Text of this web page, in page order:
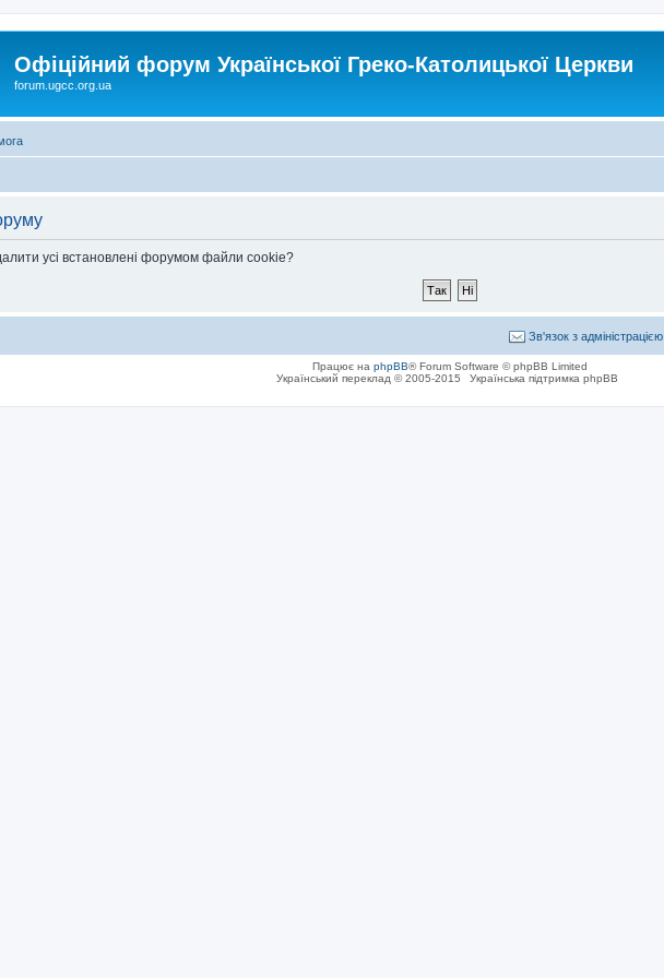
Офіційний форум Української Греко-Католицької Церкви
forum.ugcc.org.ua
усі встановлені форумом файли cookie?
Зв'язок з адміністрацією
Працює на phpBB® Forum Software © phpBB Limited
Український переклад © 2005-2015
Українська підтримка phpBB